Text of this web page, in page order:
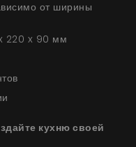
от ширины
220 x 90 мм
кухню своей